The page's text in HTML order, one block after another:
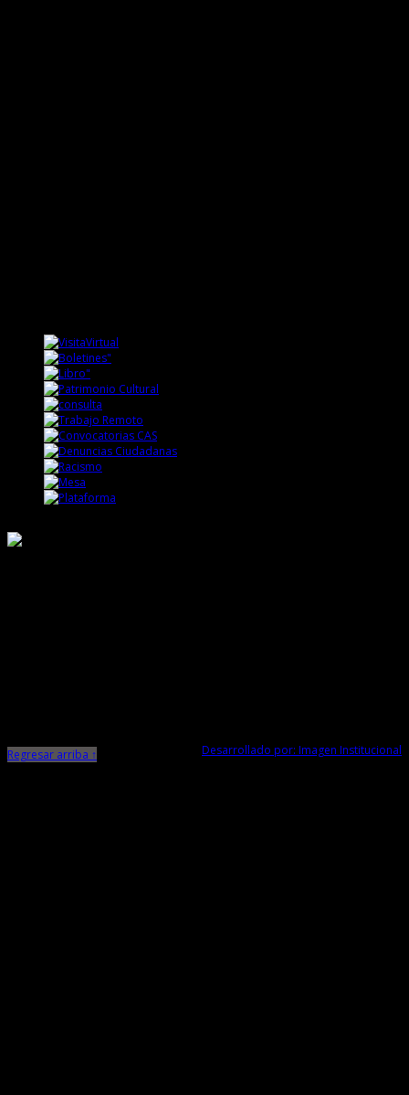
Desarrollado por: Imagen Institucional
Regresar arriba ↑